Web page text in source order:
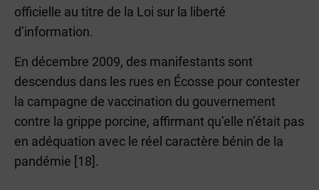
officielle au titre de la Loi sur la liberté
d’information.
En décembre 2009, des manifestants sont
descendus dans les rues en Écosse pour contester
la campagne de vaccination du gouvernement
contre la grippe porcine, affirmant qu’elle n’était pas
en adéquation avec le réel caractère bénin de la
pandémie [18].